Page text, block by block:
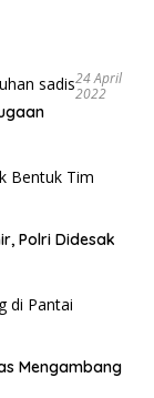
24 April
2022
Polri Didesak
Mengambang